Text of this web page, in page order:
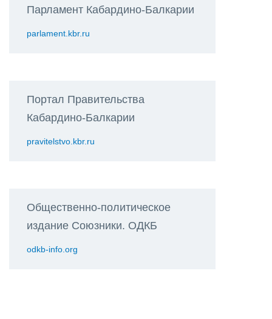
Парламент Кабардино-Балкарии
parlament.kbr.ru
Портал Правительства
Кабардино-Балкарии
pravitelstvo.kbr.ru
Общественно-политическое
издание Союзники. ОДКБ
odkb-info.org